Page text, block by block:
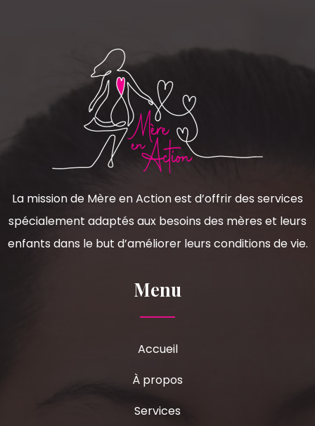
La mission de Mère en Action est d’offrir des services
spécialement adaptés aux besoins des mères et leurs
enfants dans le but d’améliorer leurs conditions de vie.
Menu
Accueil
À propos
Services